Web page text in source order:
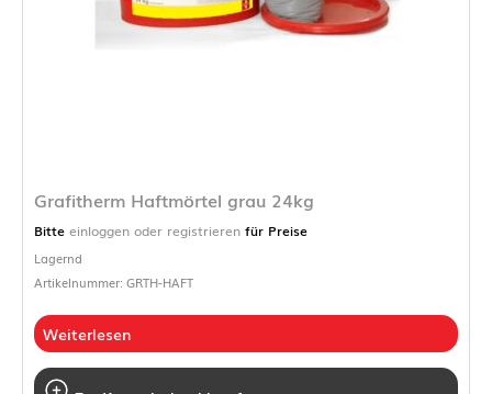
Grafitherm Haftmörtel grau 24kg
Bitte einloggen oder registrieren für Preise
Lagernd
Artikelnummer: GRTH-HAFT
Weiterlesen